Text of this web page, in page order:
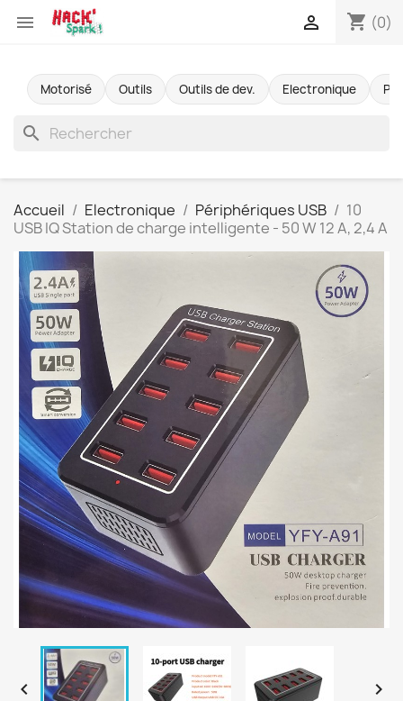
 shopping_cart (0)

Motorisé Outils Outils de dev. Electronique
search
Accueil Electronique Périphériques USB
10
USB IQ Station de charge intelligente - 50 W 12 A, 2,4 A
 